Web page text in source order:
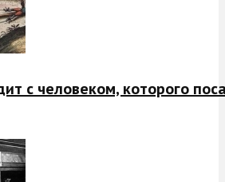
с человеком, которого